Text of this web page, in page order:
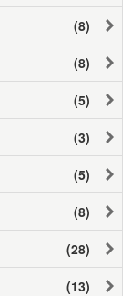
(8)
(8)
(5)
(3)
(5)
(8)
(28)
(13)